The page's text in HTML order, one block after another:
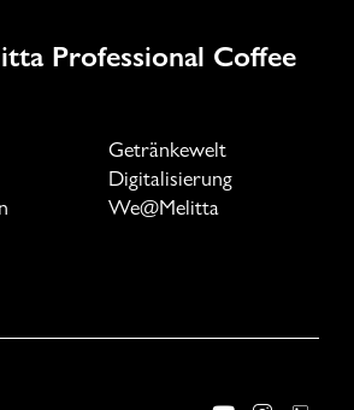
Professional Coffee
Getränkewelt
Digitalisierung
We@Melitta